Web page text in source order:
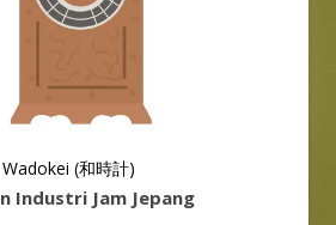
Wadokei (和時計)
Industri Jam Jepang